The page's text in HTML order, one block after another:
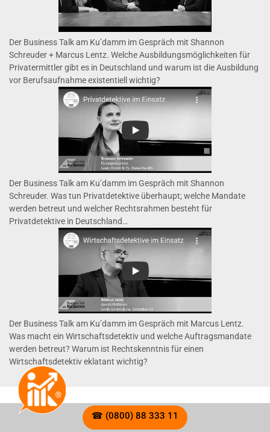
Der Business Talk am Ku’damm im Gespräch mit Shannon
Schreuder + Marcus Lentz. Welche Ausbildungsmöglichkeiten für
Privatermittler gibt es in Deutschland und warum ist die Ausbildung
vor Berufsaufnahme existentiell wichtig?
Der Business Talk am Ku’damm im Gespräch mit Shannon
Schreuder. Was tun Privatdetektive überhaupt; welche Mandate
werden betreut und welcher Rechtsrahmen besteht für
Privatdetektive in Deutschland…
Der Business Talk am Ku’damm im Gespräch mit Marcus Lentz.
Was macht ein Wirtschaftsdetektiv und welche Auftragsmandate
werden betreut? Warum ist Rechtskenntnis für einen
Wirtschaftsdetektiv eklatant wichtig?
☎ (0800) 88 333 11